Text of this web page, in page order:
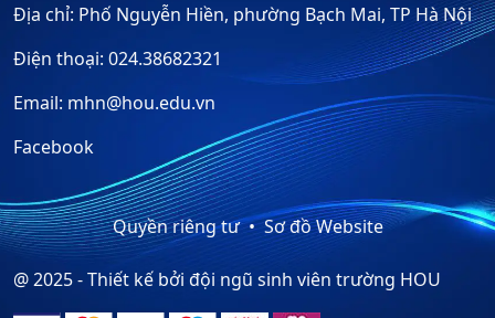
Địa chỉ: Phố Nguyễn Hiền, phường Bạch Mai, TP Hà Nội
Điện thoại: 024.38682321
Email: mhn@hou.edu.vn
Facebook
Quyền riêng tư Sơ đồ Website
@ 2025 - Thiết kế bởi đội ngũ sinh viên trường HOU